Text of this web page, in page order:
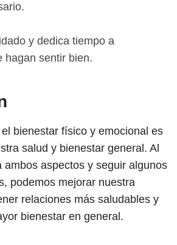
y dedica tiempo a
hagan sentir bien.
bienestar físico y emocional es
salud y bienestar general. Al
ambos aspectos y seguir algunos
podemos mejorar nuestra
relaciones más saludables y
bienestar en general.